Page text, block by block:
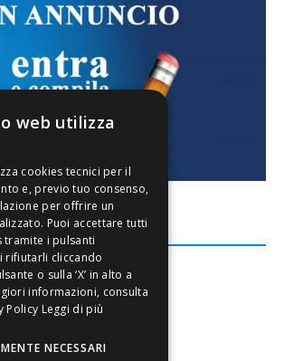
web utilizza
Leggi di più
NECESSARI